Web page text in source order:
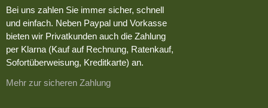
Bei uns zahlen Sie immer sicher, schnell
und einfach. Neben Paypal und Vorkasse
bieten wir Privatkunden auch die Zahlung
per Klarna (Kauf auf Rechnung, Ratenkauf,
Sofortüberweisung, Kreditkarte) an.
Mehr zur sicheren Zahlung